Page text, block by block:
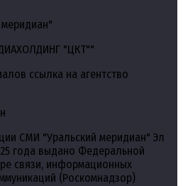
"ЦКТ""
ссылка на агентство
СМИ "Уральский меридиан" Эл
года выдано Федеральной
связи, информационных
(Роскомнадзор)